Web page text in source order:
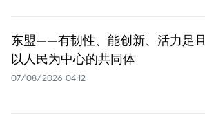
东盟——有韧性、能创新、活力足且
以人民为中心的共同体
07/08/2026 04:12